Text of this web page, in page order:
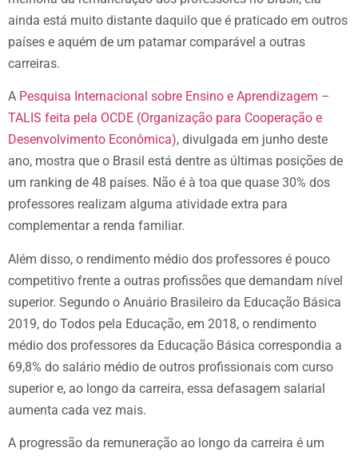
ainda está muito distante daquilo que é praticado em outros
países e aquém de um patamar comparável a outras
carreiras.
A Pesquisa Internacional sobre Ensino e Aprendizagem –
TALIS feita pela OCDE (Organização para Cooperação e
Desenvolvimento Econômica), divulgada em junho deste
ano, mostra que o Brasil está dentre as últimas posições de
um ranking de 48 países. Não é à toa que quase 30% dos
professores realizam alguma atividade extra para
complementar a renda familiar.
Além disso, o rendimento médio dos professores é pouco
competitivo frente a outras profissões que demandam nível
superior. Segundo o Anuário Brasileiro da Educação Básica
2019, do Todos pela Educação, em 2018, o rendimento
médio dos professores da Educação Básica correspondia a
69,8% do salário médio de outros profissionais com curso
superior e, ao longo da carreira, essa defasagem salarial
aumenta cada vez mais.
A progressão da remuneração ao longo da carreira é um